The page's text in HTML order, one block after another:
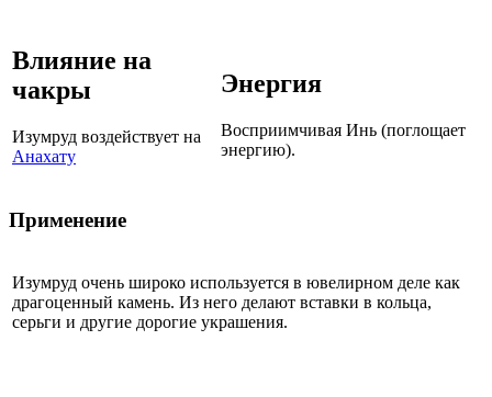
Влияние на
чакры
Изумруд воздействует на
Анахату
Энергия
Восприимчивая Инь (поглощает
энергию).
Применение
Изумруд очень широко используется в ювелирном деле как
драгоценный камень. Из него делают вставки в кольца,
серьги и другие дорогие украшения.